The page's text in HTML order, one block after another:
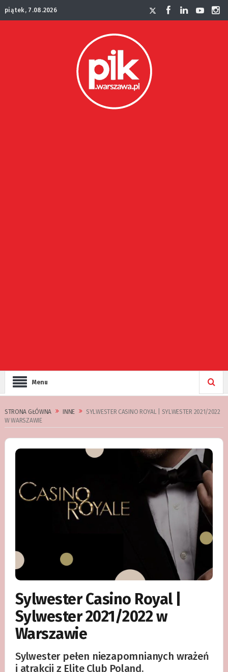
piątek, 7.08.2026
Menu
STRONA GŁÓWNA INNE
SYLWESTER CASINO ROYAL | SYLWESTER 2021/2022
W WARSZAWIE
Sylwester Casino Royal |
Sylwester 2021/2022 w
Warszawie
Sylwester pełen niezapomnianych wrażeń
i atrakcji z Elite Club Poland.